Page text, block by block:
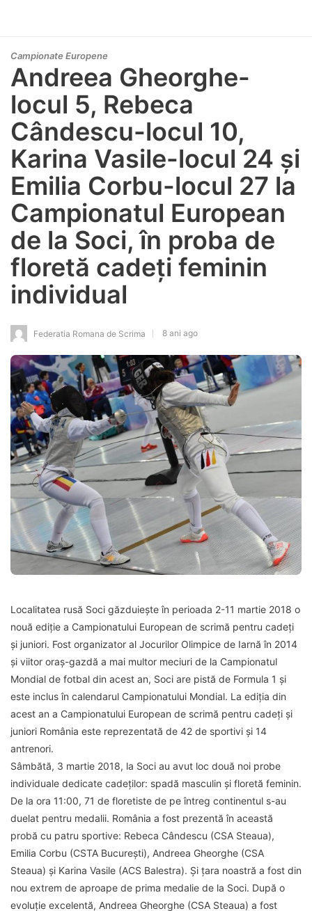
Campionate Europene
Andreea Gheorghe-
locul 5, Rebeca
Cândescu-locul 10,
Karina Vasile-locul 24 și
Emilia Corbu-locul 27 la
Campionatul European
de la Soci, în proba de
floretă cadeți feminin
individual
Federatia Romana de Scrima 8 ani ago
Localitatea rusă Soci găzduiește în perioada 2-11 martie 2018 o
nouă ediție a Campionatului European de scrimă pentru cadeți
și juniori. Fost organizator al Jocurilor Olimpice de Iarnă în 2014
și viitor oraș-gazdă a mai multor meciuri de la Campionatul
Mondial de fotbal din acest an, Soci are pistă de Formula 1 și
este inclus în calendarul Campionatului Mondial. La ediția din
acest an a Campionatului European de scrimă pentru cadeți și
juniori România este reprezentată de 42 de sportivi și 14
antrenori.
Sâmbătă, 3 martie 2018, la Soci au avut loc două noi probe
individuale dedicate cadeților: spadă masculin și floretă feminin.
De la ora 11:00, 71 de floretiste de pe întreg continentul s-au
duelat pentru medalii. România a fost prezentă în această
probă cu patru sportive: Rebeca Cândescu (CSA Steaua),
Emilia Corbu (CSTA București), Andreea Gheorghe (CSA
Steaua) și Karina Vasile (ACS Balestra). Și țara noastră a fost din
nou extrem de aproape de prima medalie de la Soci. După o
evoluție excelentă, Andreea Gheorghe (CSA Steaua) a fost